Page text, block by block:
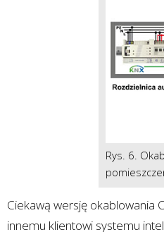
Rys. 6.
Ciekawą wersję okablowania
innemu klientowi systemu